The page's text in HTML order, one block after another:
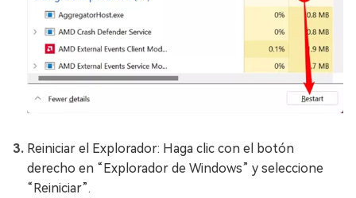
Reiniciar el Explorador: Haga clic con el botón
derecho en “Explorador de Windows” y seleccione
“Reiniciar”.